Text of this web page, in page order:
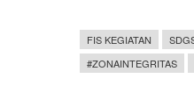
FIS KEGIATAN
#ZONAINTEGRITAS